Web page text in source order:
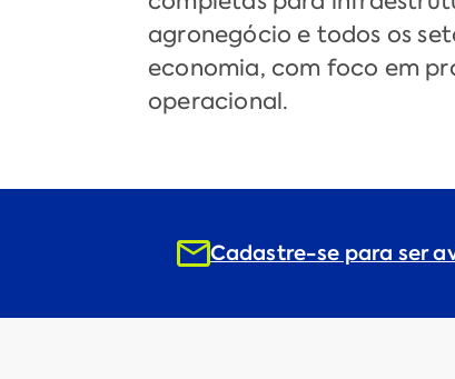
agronegócio e todos os
economia, com foco em
operacional.
Cadastre-se para ser